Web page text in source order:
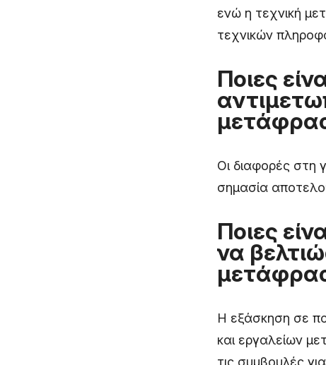
ενώ η τεχνική
τεχνικών
Ποιες
Οι διαφορές στη
σημασία
Ποιες
να
Η εξάσκηση σε
και εργαλείων